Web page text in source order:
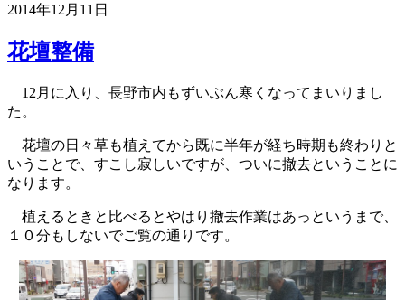
2014年12月11日
花壇整備
12月に入り、長野市内もずいぶん寒くなってまいりまし
た。
花壇の日々草も植えてから既に半年が経ち時期も終わりと
いうことで、すこし寂しいですが、ついに撤去ということに
なります。
植えるときと比べるとやはり撤去作業はあっというまで、
１０分もしないでご覧の通りです。